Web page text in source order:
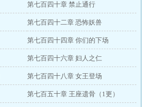
第七百四十章 禁止通行
第七百四十二章 恐怖妖兽
第七百四十四章 你们的下场
第七百四十六章 妇人之仁
第七百四十八章 女王登场
第七百五十章 王座遗骨（1更）